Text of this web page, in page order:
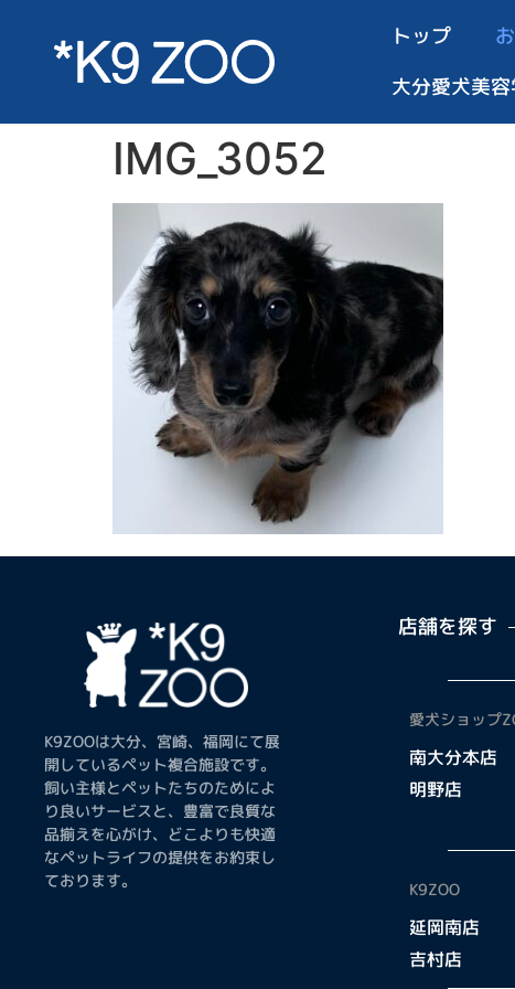
トップ
大分愛犬美
IMG_3052
K9ZOOは大分、宮崎、福岡にて展
開しているペット複合施設です。
飼い主様とペットたちのためによ
り良いサービスと、豊富で良質な
品揃えを心がけ、どこよりも快適
なペットライフの提供をお約束し
ております。
店舗を探す
愛犬ショップ
南大分本店
明野店
K9ZOO
延岡南店
吉村店